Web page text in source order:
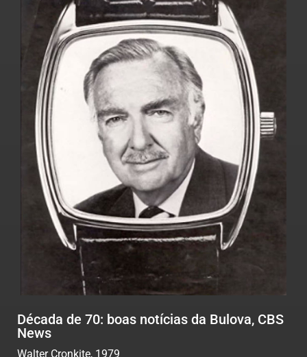
Década de 70: boas notícias da Bulova, CBS
News
Walter Cronkite, 1979